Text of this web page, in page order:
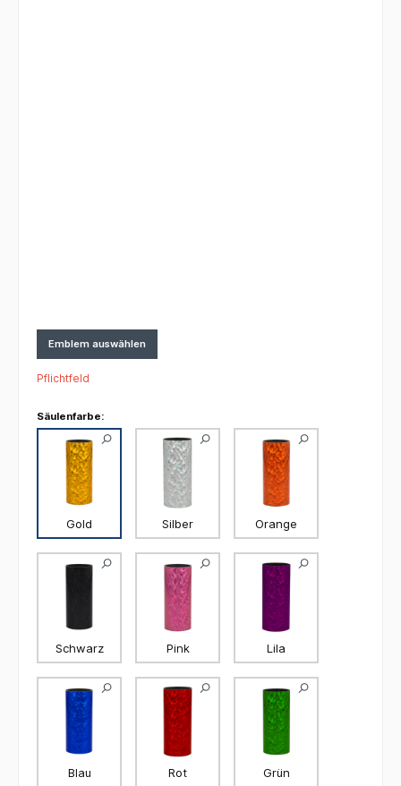
Emblem auswählen
Pflichtfeld
Säulenfarbe:
Gold Silber Orange
Schwarz Pink Lila
Blau Rot Grün